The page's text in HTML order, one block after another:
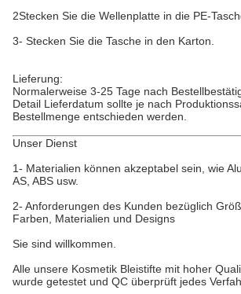
2Stecken Sie die Wellenplatte in die PE-
3- Stecken Sie die Tasche in den Karton.
Lieferung:
Normalerweise 3-25 Tage nach
Detail Lieferdatum sollte je nach
Bestellmenge entschieden werden.
Unser Dienst
1- Materialien können akzeptabel sein, wie
AS, ABS usw.
2- Anforderungen des Kunden bezüglich
Farben, Materialien und Designs
Sie sind willkommen.
Alle unsere Kosmetik Bleistifte mit hoher
wurde getestet und QC überprüft jedes